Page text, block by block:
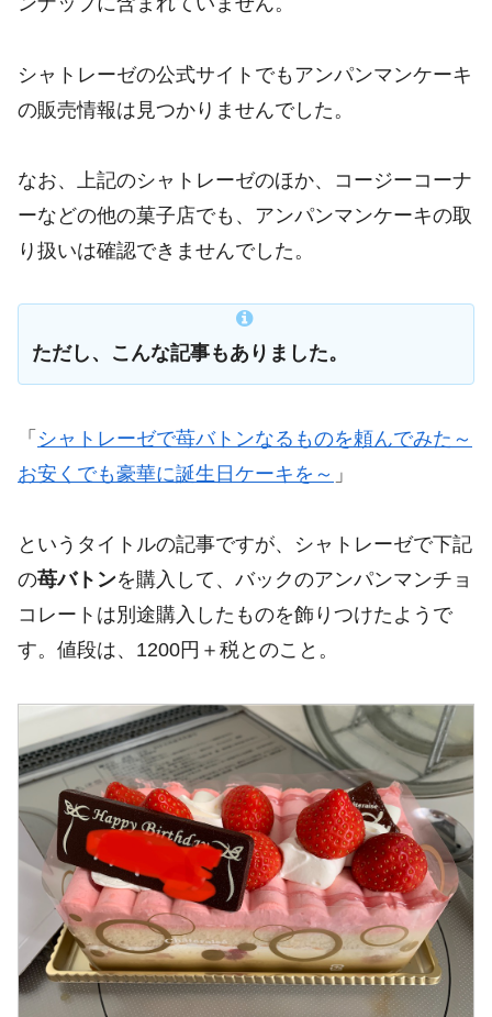
シャトレーゼの公式サイトでもアンパンマンケーキ
の販売情報は見つかりませんでした。
なお、上記のシャトレーゼのほか、コージーコーナ
ーなどの他の菓子店でも、アンパンマンケーキの取
り扱いは確認できませんでした。
ただし、こんな記事もありました。
「 シャトレーゼで苺バトンなるものを頼んでみた～
お安くでも豪華に誕生日ケーキを～ 」
というタイトルの記事ですが、シャトレーゼで下記
の苺バトンを購入して、バックのアンパンマンチョ
コレートは別途購入したものを飾りつけたようで
す。値段は、1200円＋税とのこと。